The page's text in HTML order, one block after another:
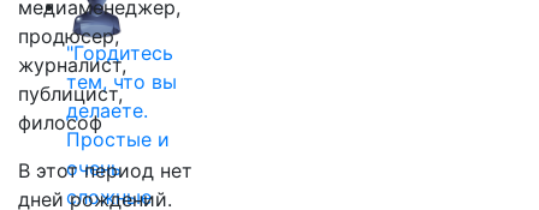
"Гордитесь
тем, что вы
делаете.
Простые и
очень
сложные
медиаменеджер,
продюсер,
журналист,
публицист,
философ
В этот период нет
дней рождений.